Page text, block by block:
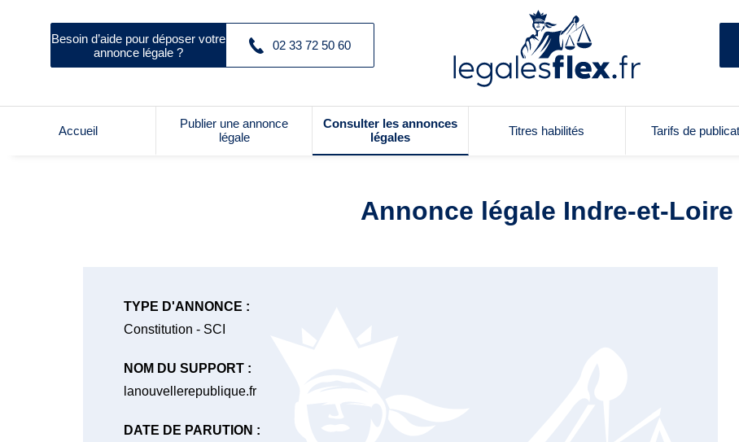
Besoin d’aide pour déposer votre
annonce légale ?
02 33 72 50 60
Accueil
Publier une annonce
légale
Consulter les annonces
légales
Titres habilités Tarifs de
Annonce légale Indre-et-Loire
TYPE D'ANNONCE :
Constitution - SCI
NOM DU SUPPORT :
lanouvellerepublique.fr
DATE DE PARUTION :